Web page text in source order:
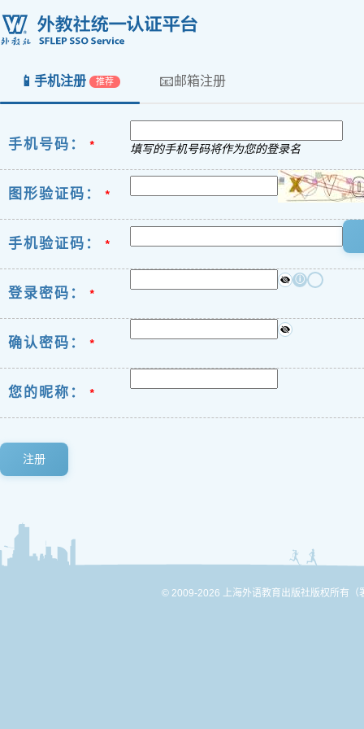
📱 手机注册 推荐 📧邮箱注册
手机号码： * 填写的手机号码将作为您的登录名
图形验证码： *
手机验证码： *
登录密码： *
ⓘ
确认密码： *
您的昵称： *
注册
© 2009-2026 上海外语教育出版社版权所有